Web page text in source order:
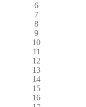
6
7
8
9
10
11
12
13
14
15
16